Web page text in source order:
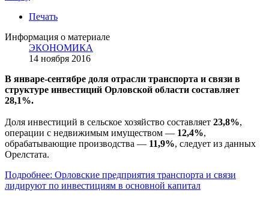
Печать
Информация о материале
ЭКОНОМИКА
14 ноября 2016
В январе-сентябре доля отрасли транспорта и связи в
структуре инвестиций Орловской области составляет
28,1%.
Доля инвестиций в сельское хозяйство составляет 23,8%,
операции с недвижимым имуществом — 12,4%,
обрабатывающие производства — 11,9%, следует из данных
Орелстата.
Подробнее: Орловские предприятия транспорта и связи
лидируют по инвестициям в основной капитал